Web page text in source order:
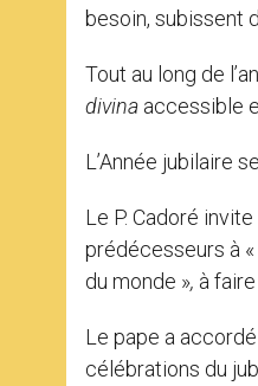
besoin, subissent
Tout au long de
divina accessible
L’Année jubilaire
Le P. Cadoré
prédécesseurs à
du monde », à
Le pape a
célébrations du